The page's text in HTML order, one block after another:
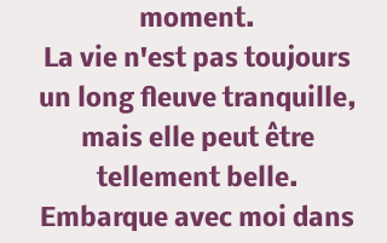
moment.
La vie n'est pas toujours
un long fleuve tranquille,
mais elle peut être
tellement belle.
Embarque avec moi dans